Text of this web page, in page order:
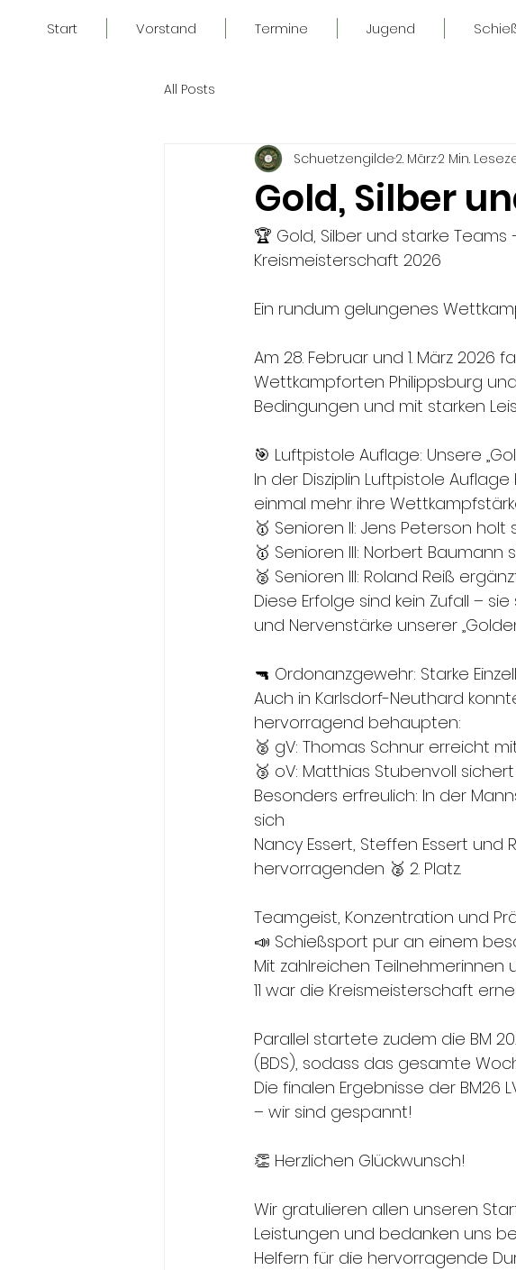
Start Vorstand Termine Jugend
All Posts
Gold, Silber
Schuetzengilde2. März2 Min.
🏆 Gold, Silber und starke
Kreismeisterschaft 2026
Ein rundum gelungenes
Am 28. Februar und 1. März 2026
Wettkampforten Philippsburg
Bedingungen und mit starken
🎯 Luftpistole Auflage: Unsere
In der Disziplin Luftpistole
einmal mehr ihre
🥇 Senioren II: Jens Peterson holt
🥇 Senioren III: Norbert Baumann
🥈 Senioren III: Roland Reiß
Diese Erfolge sind kein Zufall –
und Nervenstärke unserer
🔫 Ordonanzgewehr: Starke
Auch in Karlsdorf-Neuthard
hervorragend behaupten:
🥈 gV: Thomas Schnur erreicht
🥉 oV: Matthias Stubenvoll
Besonders erfreulich: In der
sich
Nancy Essert, Steffen Essert und
hervorragenden 🥈 2. Platz.
Teamgeist, Konzentration und
📣 Schießsport pur an einem
Mit zahlreichen
11 war die Kreismeisterschaft
Parallel startete zudem die BM
(BDS), sodass das gesamte
Die finalen Ergebnisse der BM26
– wir sind gespannt!
👏 Herzlichen Glückwunsch!
Wir gratulieren allen unseren
Leistungen und bedanken uns
Helfern für die hervorragende